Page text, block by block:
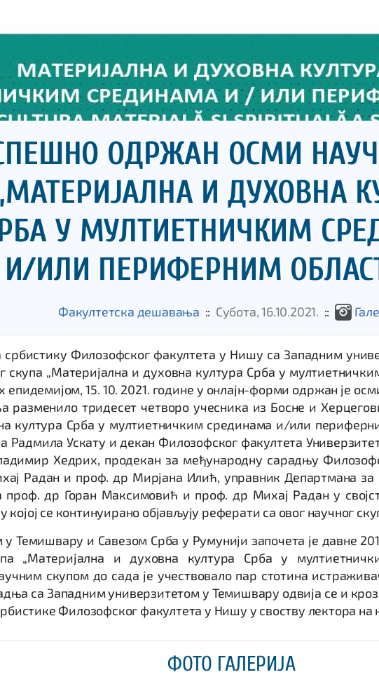
ОДРЖАН ОСМИ
И ДУХОВНА
У МУЛТИЕТНИЧКИМ
И/ИЛИ ПЕРИФЕРНИМ
Факултетска дешавања :: Субота, 16.10.2021. ::
Филозофског факултета у Нишу са Западним
„Материјална и духовна култура Срба у
15. 10. 2021. године у онлајн-форми одржан је
разменило тридесет четворо учесника из Босне и
култура Срба у мултиетничким срединама и/или
Ускату и декан Филозофског факултета
Хедрих, продекан за међународну сарадњу
Радан и проф. др Мирјана Илић, управник Департмана за
др Горан Максимовић и проф. др Михај Радан у
којој се континуирано објављују реферати са овог научног
Темишвару и Савезом Срба у Румунији започета је давне
„Материјална и духовна култура Срба у
скупом до сада је учествовало пар стотина
са Западним универзитетом у Темишвару одвија се и
Филозофског факултета у Нишу у своству лектора
ФОТО ГАЛЕРИЈА